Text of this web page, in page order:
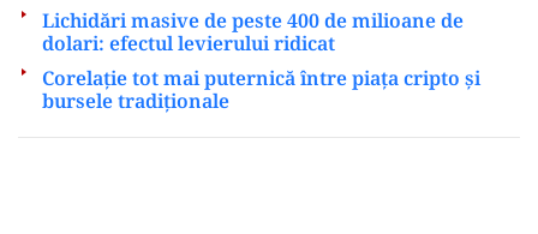
Lichidări masive de peste 400 de milioane de
dolari: efectul levierului ridicat
Corelație tot mai puternică între piața cripto și
bursele tradiționale